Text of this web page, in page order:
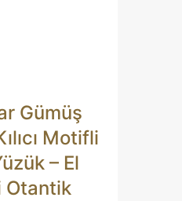
Gümüş
Motifli
– El
Otantik